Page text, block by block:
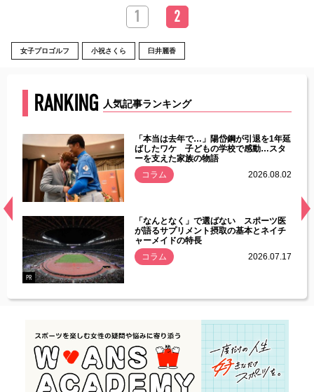
1 2
女子プロゴルフ 小祝さくら 臼井麗香
RANKING 人気記事ランキング
常
「本当は去年で…」陽岱鋼が引退を1年延
ばしたワケ 子どもの学校で感動…スタ
ーを支えた家族の物語
コラム
2026.08.02
PR
「なんとなく」で選ばない スポーツ医
が語るサプリメント摂取の基本とネイチ
ャーメイドの特長
コラム
2026.07.17